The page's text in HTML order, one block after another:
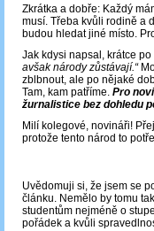
Zkrátka a dobře: Každý
musí. Třeba kvůli rodině a
budou hledat jiné místo.
Jak kdysi napsal, krátce
avšak národy zůstávají.“
zblbnout, ale po nějaké
Tam, kam patříme. Pro
žurnalistice bez dohledu
Milí kolegové, novináři!
protože tento národ to
Uvědomuji si, že jsem se
článku. Nemělo by tomu
studentům nejméně o
pořádek a kvůli